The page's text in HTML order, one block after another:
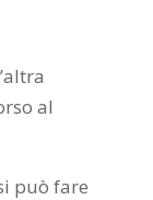
al
può fare